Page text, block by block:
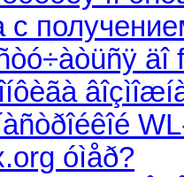
äî
óìåð?